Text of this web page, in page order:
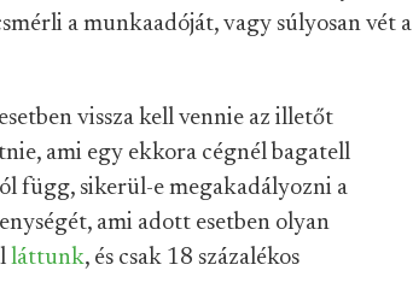
a munkaadóját, vagy súlyosan vét a
vissza kell vennie az illetőt
ami egy ekkora cégnél bagatell
függ, sikerül-e megakadályozni a
ami adott esetben olyan
láttunk, és csak 18 százalékos